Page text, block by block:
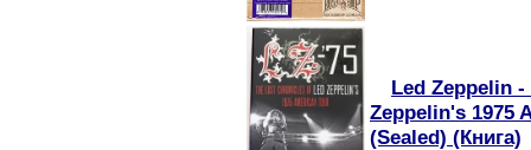
Led Zeppelin
Zeppelin's 1975
(Sealed) (Книга)